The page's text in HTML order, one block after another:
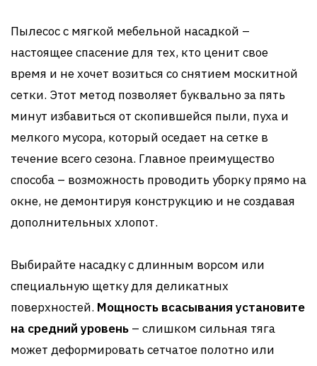
Пылесос с мягкой мебельной насадкой –
настоящее спасение для тех, кто ценит свое
время и не хочет возиться со снятием москитной
сетки. Этот метод позволяет буквально за пять
минут избавиться от скопившейся пыли, пуха и
мелкого мусора, который оседает на сетке в
течение всего сезона. Главное преимущество
способа – возможность проводить уборку прямо на
окне, не демонтируя конструкцию и не создавая
дополнительных хлопот.
Выбирайте насадку с длинным ворсом или
специальную щетку для деликатных
поверхностей. Мощность всасывания установите
на средний уровень – слишком сильная тяга
может деформировать сетчатое полотно или